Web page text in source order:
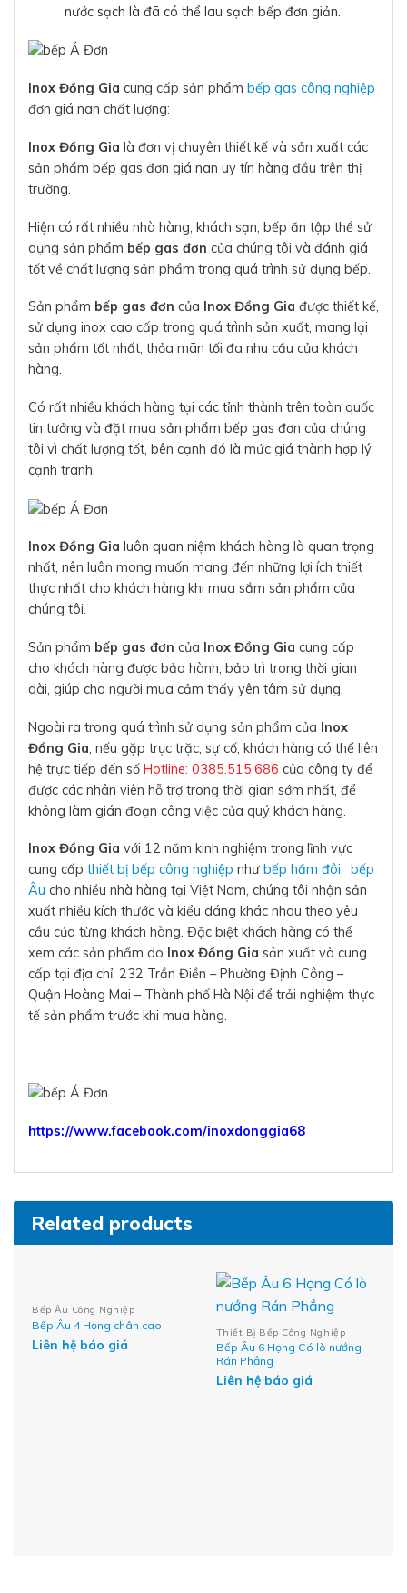
nước sạch là đã có thể lau sạch bếp đơn giản.
Inox Đồng Gia cung cấp sản phẩm bếp gas công nghiệp
đơn giá nan chất lượng:
Inox Đồng Gia là đơn vị chuyên thiết kế và sản xuất các
sản phẩm bếp gas đơn giá nan uy tín hàng đầu trên thị
trường.
Hiện có rất nhiều nhà hàng, khách sạn, bếp ăn tập thể sử
dụng sản phẩm bếp gas đơn của chúng tôi và đánh giá
tốt về chất lượng sản phẩm trong quá trình sử dụng bếp.
Sản phẩm bếp gas đơn của Inox Đồng Gia được thiết kế,
sử dụng inox cao cấp trong quá trình sản xuất, mang lại
sản phẩm tốt nhất, thỏa mãn tối đa nhu cầu của khách
hàng.
Có rất nhiều khách hàng tại các tỉnh thành trên toàn quốc
tin tưởng và đặt mua sản phẩm bếp gas đơn của chúng
tôi vì chất lượng tốt, bên cạnh đó là mức giá thành hợp lý,
cạnh tranh.
Inox Đồng Gia luôn quan niệm khách hàng là quan trọng
nhất, nên luôn mong muốn mang đến những lợi ích thiết
thực nhất cho khách hàng khi mua sắm sản phẩm của
chúng tôi.
Sản phẩm bếp gas đơn của Inox Đồng Gia cung cấp
cho khách hàng được bảo hành, bảo trì trong thời gian
dài, giúp cho người mua cảm thấy yên tâm sử dụng.
Ngoài ra trong quá trình sử dụng sản phẩm của Inox
Đồng Gia, nếu gặp trục trặc, sự cố, khách hàng có thể liên
hệ trực tiếp đến số Hotline: 0385.515.686 của công ty để
được các nhân viên hỗ trợ trong thời gian sớm nhất, để
không làm gián đoạn công việc của quý khách hàng.
Inox Đồng Gia với 12 năm kinh nghiệm trong lĩnh vực
cung cấp thiết bị bếp công nghiệp như bếp hầm đôi,
bếp
Âu cho nhiều nhà hàng tại Việt Nam, chúng tôi nhận sản
xuất nhiều kích thước và kiểu dáng khác nhau theo yêu
cầu của từng khách hàng. Đặc biệt khách hàng có thể
xem các sản phẩm do Inox Đồng Gia sản xuất và cung
cấp tại địa chỉ: 232 Trần Điền – Phường Định Công –
Quận Hoàng Mai – Thành phố Hà Nội để trải nghiệm thực
tế sản phẩm trước khi mua hàng.
https://www.facebook.com/inoxdonggia68
Related products
Bếp Âu Công Nghiệp
Bếp Âu 4 Họng chân cao
Liên hệ báo giá
Thiết Bị Bếp Công Nghiệp
Bếp Âu 6 Họng Có lò nướng
Rán Phẳng
Liên hệ báo giá